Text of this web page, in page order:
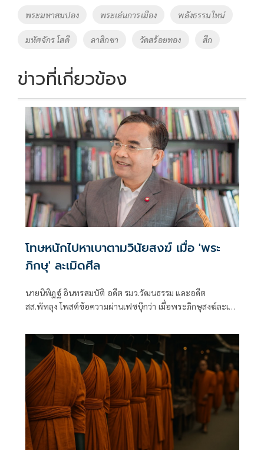
k
พระมหาสมปอง พระเล่นการเมือง พลังธรรมใหม่
มหัศจักร โสดี ลาสิกขา วัดสร้อยทอง สึก
ข่าวที่เกี่ยวข้อง
โทษหนักไปหาเบาตามวินัยสงฆ์ เมื่อ 'พระ
ภิกษุ' ละเมิดศีล
นายนิพิฏฐ์ อินทรสมบัติ อดีต รมว.วัฒนธรรม และอดีต
สส.พัทลุง โพสต์ข้อความผ่านเฟซบุ๊กว่า เมื่อพระภิกษุสงฆ์ละเมิด
หรอก บางครั้งบางคราว ท่านก็ผิดศีลหรือละเมิดพระวินัยได้
เหมือนกัน